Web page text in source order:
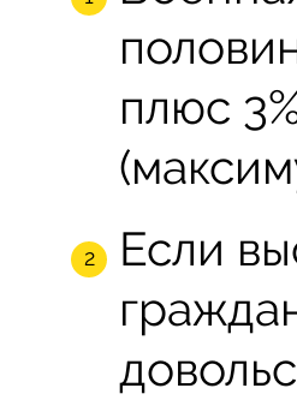
плюс
Если